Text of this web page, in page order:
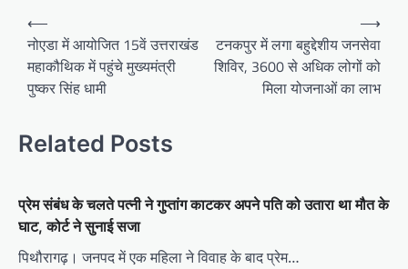
Post
navigation
⟵
नोएडा में आयोजित 15वें उत्तराखंड
महाकौथिक में पहुंचे मुख्यमंत्री
पुष्कर सिंह धामी
टनकपुर में लगा बहुद्देशीय जनसेवा
शिविर, 3600 से अधिक लोगों को
मिला योजनाओं का लाभ
⟶
Related Posts
प्रेम संबंध के चलते पत्नी ने गुप्तांग काटकर अपने पति को उतारा था मौत के
घाट, कोर्ट ने सुनाई सजा
पिथौरागढ़। जनपद में एक महिला ने विवाह के बाद प्रेम…